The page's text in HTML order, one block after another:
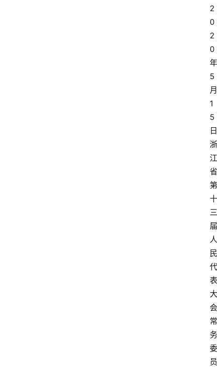
2
0
2
0
年
5
月
1
5
日
浙
江
省
第
十
三
届
人
民
代
表
大
会
常
务
委
员